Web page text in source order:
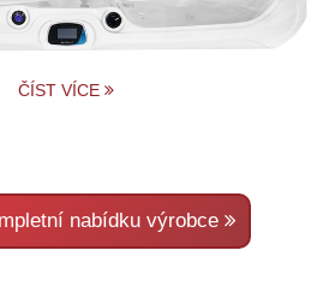
ČÍST VÍCE
nabídku výrobce